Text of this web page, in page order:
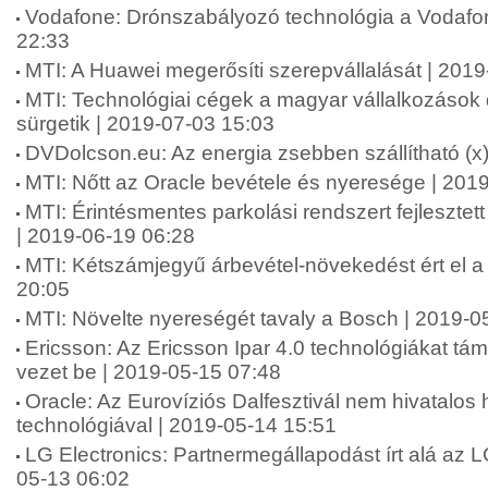
Vodafone: Drónszabályozó technológia a
22:33
MTI: A Huawei megerősíti szerepvállalását |
MTI: Technológiai cégek a magyar
sürgetik | 2019-07-03 15:03
DVDolcson.eu: Az energia zsebben szállítható
MTI: Nőtt az Oracle bevétele és nyeresége |
MTI: Érintésmentes parkolási rendszert
| 2019-06-19 06:28
MTI: Kétszámjegyű árbevétel-növekedést ért el
20:05
MTI: Növelte nyereségét tavaly a Bosch | 2019-
Ericsson: Az Ericsson Ipar 4.0 technológiákat
vezet be | 2019-05-15 07:48
Oracle: Az Eurovíziós Dalfesztivál nem hivatalos
technológiával | 2019-05-14 15:51
LG Electronics: Partnermegállapodást írt alá az
05-13 06:02